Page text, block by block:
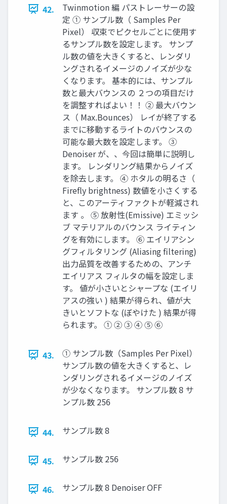
42.
Twinmotion 編 パストレーサーの設
定 ① サンプル数（ Samples Per
Pixel） 収束でピクセルごとに使用す
るサンプル数を設定します。 サンプ
ル数の値を大きくすると、レンダリ
ングされるイメージのノイズが少な
くなります。 基本的には、サンプル
数と最大バウンスの ２つの項目だけ
を調整すればよい！！ ② 最大バウン
ス（ Max.Bounces） レイが終了する
までに移動するライトのバウンスの
可能な最大数を設定します。 ③
Denoiser が、、今回は簡単に説明し
ます。 レンダリング結果からノイズ
を除去します。 ④ ホタルの明るさ（
Firefly brightness) 数値を小さくする
と、このアーティファクトが軽減され
ます 。 ⑤ 放射性(Emissive) エミッシ
ブ マテリアルのバウンス ライティン
グを有効にします。 ⑥ エイリアシン
グフィルタリング (Aliasing filtering)
出力品質を改善するための、アンチ
エイリアス フィルタの幅を設定しま
す。 値が小さいとシャープな (エイリ
アスの強い ) 結果が得られ、値が大
きいとソフトな (ぼやけた ) 結果が得
られます。 ① ② ③ ④ ⑤ ⑥
43.
① サンプル数（Samples Per Pixel）
サンプル数の値を大きくすると、レ
ンダリングされるイメージのノイズ
が少なくなります。 サンプル数 8 サ
ンプル数 256
44. サンプル数 8
45. サンプル数 256
46. サンプル数 8 Denoiser OFF